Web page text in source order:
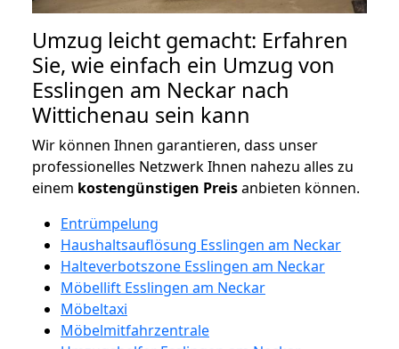
Umzug leicht gemacht: Erfahren
Sie, wie einfach ein Umzug von
Esslingen am Neckar nach
Wittichenau sein kann
Wir können Ihnen garantieren, dass unser
professionelles Netzwerk Ihnen nahezu alles zu
einem kostengünstigen Preisanbieten können.
Entrümpelung
Haushaltsauflösung Esslingen am Neckar
Halteverbotszone Esslingen am Neckar
Möbellift Esslingen am Neckar
Möbeltaxi
Möbelmitfahrzentrale